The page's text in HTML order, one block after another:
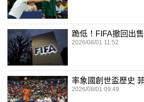
跪低！FIFA撤回出
2026/08/01 11:52
率象國創世盃歷史
2026/08/01 09:49